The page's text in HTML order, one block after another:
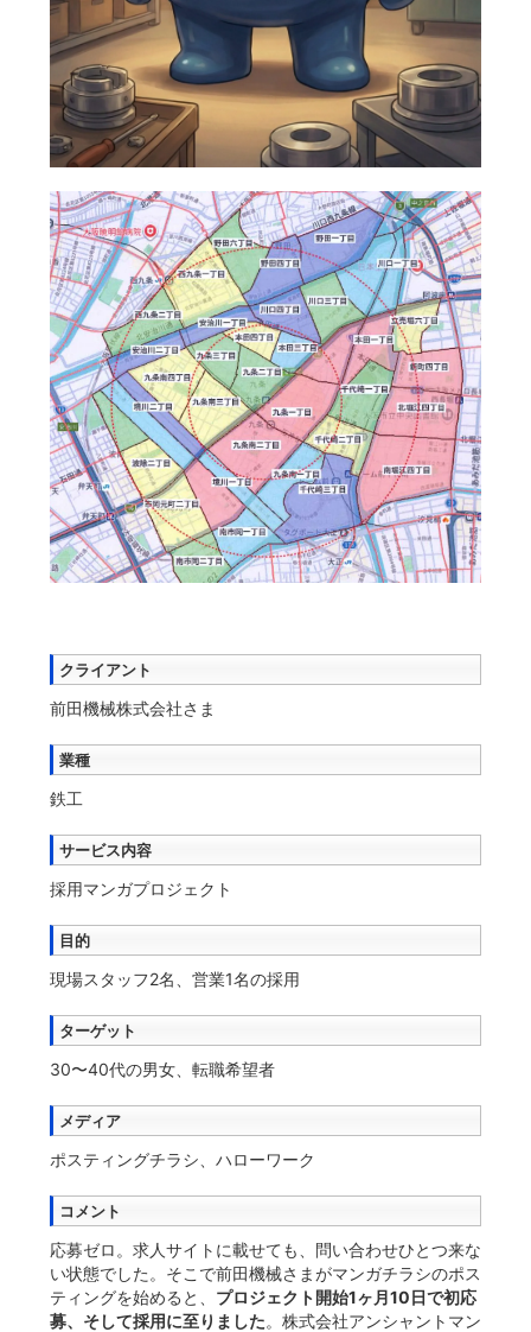
クライアント
前田機械株式会社さま
業種
鉄工
サービス内容
採用マンガプロジェクト
目的
現場スタッフ2名、営業1名の採用
ターゲット
30〜40代の男女、転職希望者
メディア
ポスティングチラシ、ハローワーク
コメント
応募ゼロ。求人サイトに載せても、問い合わせひとつ来な
い状態でした。そこで前田機械さまがマンガチラシのポス
ティングを始めると、 プロジェクト開始1ヶ月10日で初応
募、そして採用に至りました。株式会社アンシャントマン